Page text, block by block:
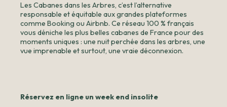
Les Cabanes dans les Arbres, c’est l’alternative
responsable et équitable aux grandes plateformes
comme Booking ou Airbnb. Ce réseau 100 % français
vous déniche les plus belles cabanes de France pour des
moments uniques : une nuit perchée dans les arbres, une
vue imprenable et surtout, une vraie déconnexion.
Réservez en ligne un week end insolite